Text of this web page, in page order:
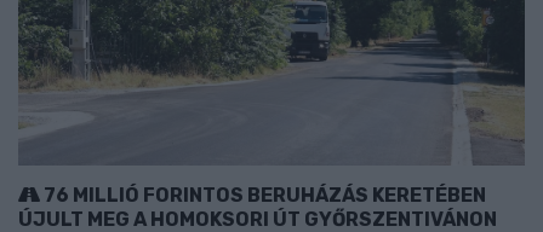
76 MILLIÓ FORINTOS BERUHÁZÁS KERETÉBEN
ÚJULT MEG A HOMOKSORI ÚT GYŐRSZENTIVÁNON